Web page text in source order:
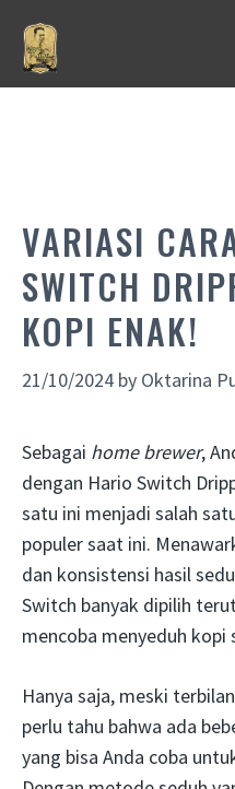
content
VARIASI
SWITCH
KOPI ENAK!
21/10/2024 by Oktarina
Sebagai home brewer,
dengan Hario Switch
satu ini menjadi salah
populer saat ini.
dan konsistensi hasil
Switch banyak dipilih
mencoba menyeduh kopi
Hanya saja, meski
perlu tahu bahwa ada
yang bisa Anda coba